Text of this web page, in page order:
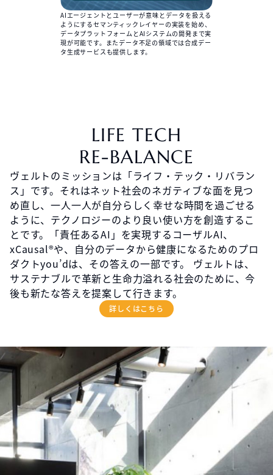
AIエージェントとユーザーが意味とデータを扱える
ようにするセマンティックレイヤーの実装を始め、
データプラットフォームとAIシステムの開発まで実
現が可能です。またデータ不足の領域では合成デー
タ生成サービスも提供します。
LIFE TECH
RE-BALANCE
ヴェルトのミッションは「ライフ・テック・リバラン
ス」です。それはネット社会のネガティブな面を見つ
め直し、一人一人が自分らしく幸せな時間を過ごせる
ように、テクノロジーのより良い使い方を創造するこ
とです。「責任あるAI」を実現するコーザルAI、
xCausal®︎や、自分のデータから健康になるためのプロ
ダクトyou’dは、その答えの一部です。 ヴェルトは、
サステナブルで革新と生命力溢れる社会のために、今
後も新たな答えを提案して行きます。
詳しくはこちら